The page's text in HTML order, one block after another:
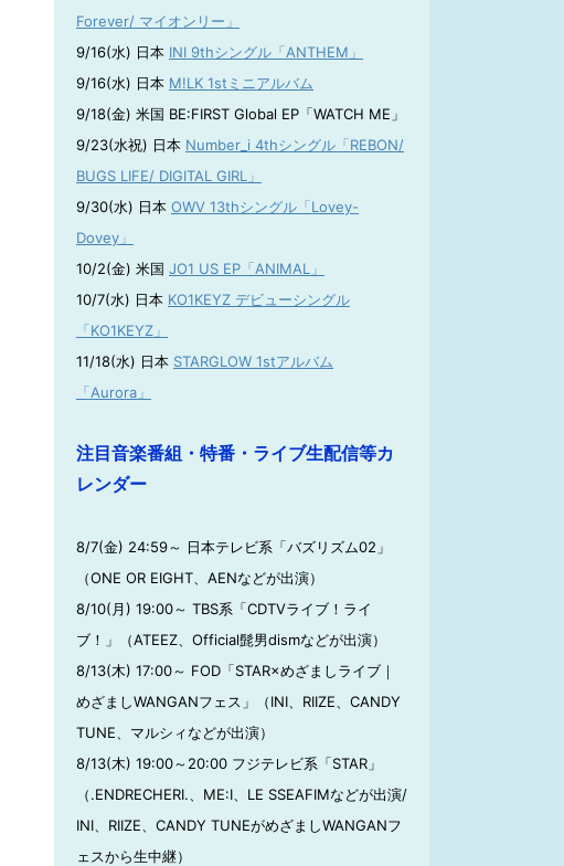
Forever/ マイオンリー」
9/16(水) 日本 INI 9thシングル「ANTHEM」
9/16(水) 日本 M!LK 1stミニアルバム
9/18(金) 米国 BE:FIRST Global EP「WATCH ME」
9/23(水祝) 日本 Number_i 4thシングル「REBON/
BUGS LIFE/ DIGITAL GIRL」
9/30(水) 日本 OWV 13thシングル「Lovey-
Dovey」
10/2(金) 米国 JO1 US EP「ANIMAL」
10/7(水) 日本 KO1KEYZ デビューシングル
「KO1KEYZ」
11/18(水) 日本 STARGLOW 1stアルバム
「Aurora」
注目音楽番組・特番・ライブ生配信等カ
レンダー
8/7(金) 24:59～ 日本テレビ系「バズリズム02」
（ONE OR EIGHT、AENなどが出演）
8/10(月) 19:00～ TBS系「CDTVライブ！ライ
ブ！」（ATEEZ、Official髭男dismなどが出演）
8/13(木) 17:00～ FOD「STAR×めざましライブ｜
めざましWANGANフェス」（INI、RIIZE、CANDY
TUNE、マルシィなどが出演）
8/13(木) 19:00～20:00 フジテレビ系「STAR」
（.ENDRECHERI.、ME:I、LE SSEAFIMなどが出演/
INI、RIIZE、CANDY TUNEがめざましWANGANフ
ェスから生中継）